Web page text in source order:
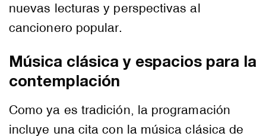
nuevas lecturas y perspectivas al
cancionero popular.
Música clásica y espacios para la
contemplación
Como ya es tradición, la programación
incluye una cita con la música clásica de